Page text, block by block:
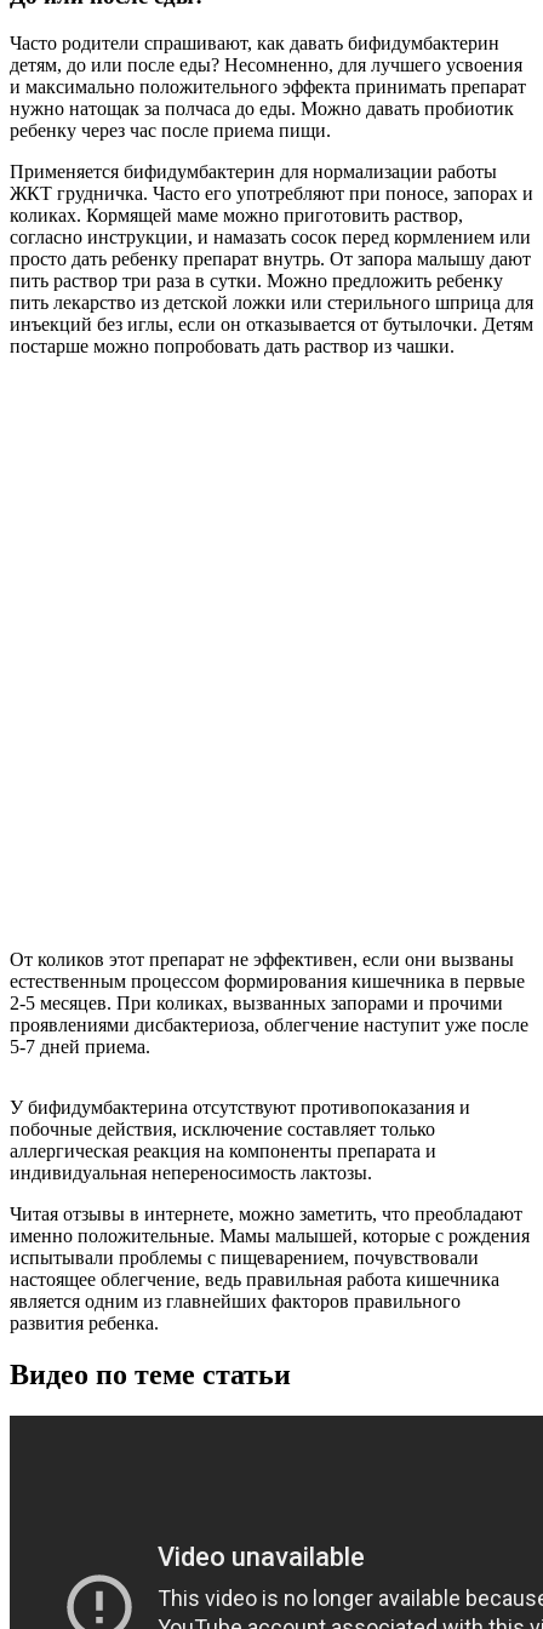
Часто родители спрашивают, как давать бифидумбактерин
детям, до или после еды? Несомненно, для лучшего усвоения
и максимально положительного эффекта принимать препарат
нужно натощак за полчаса до еды. Можно давать пробиотик
ребенку через час после приема пищи.
Применяется бифидумбактерин для нормализации работы
ЖКТ грудничка. Часто его употребляют при поносе, запорах и
коликах. Кормящей маме можно приготовить раствор,
согласно инструкции, и намазать сосок перед кормлением или
просто дать ребенку препарат внутрь. От запора малышу дают
пить раствор три раза в сутки. Можно предложить ребенку
пить лекарство из детской ложки или стерильного шприца для
инъекций без иглы, если он отказывается от бутылочки. Детям
постарше можно попробовать дать раствор из чашки.
От коликов этот препарат не эффективен, если они вызваны
естественным процессом формирования кишечника в первые
2-5 месяцев. При коликах, вызванных запорами и прочими
проявлениями дисбактериоза, облегчение наступит уже после
5-7 дней приема.
У бифидумбактерина отсутствуют противопоказания и
побочные действия, исключение составляет только
аллергическая реакция на компоненты препарата и
индивидуальная непереносимость лактозы.
Читая отзывы в интернете, можно заметить, что преобладают
именно положительные. Мамы малышей, которые с рождения
испытывали проблемы с пищеварением, почувствовали
настоящее облегчение, ведь правильная работа кишечника
является одним из главнейших факторов правильного
развития ребенка.
Видео по теме статьи